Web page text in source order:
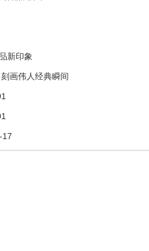
新印象
画伟人经典瞬间
17